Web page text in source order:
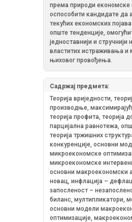
према природи економске
оспособити кандидате да
текућих економских
опште тенденције,
једноставнији и стручнији
властитих истраживања и
њиховог провођења.
Садржај предмета:
Теорија вриједности,
производње,
теорија профита, теорија
парцијална равнотежа,
теорија тржишних
конкуренције, основни
микроекономске
микроекономске
основни макроекономски
новац, инфлација –
запосленост –
биланс, мултипликатори,
основни модели
оптимизације,